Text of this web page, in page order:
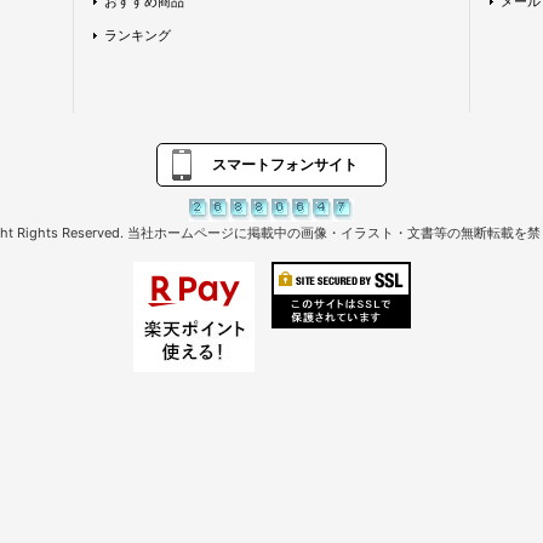
ランキング
スマートフォンサイト
Rights Reserved. 当社ホームページに掲載中の画像・イラスト・文書等の無断転載を禁